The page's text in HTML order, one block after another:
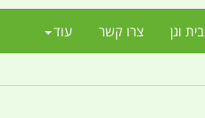
בית וגן צרו קשר עוד